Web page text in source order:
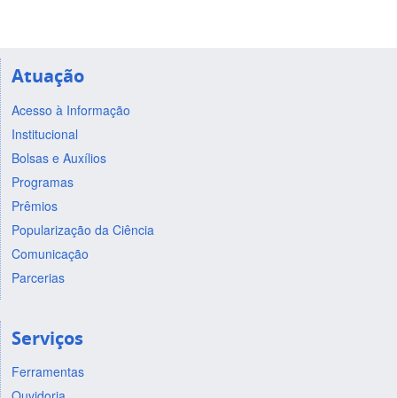
Atuação
Acesso à Informação
Institucional
Bolsas e Auxílios
Programas
Prêmios
Popularização da Ciência
Comunicação
Parcerias
Serviços
Ferramentas